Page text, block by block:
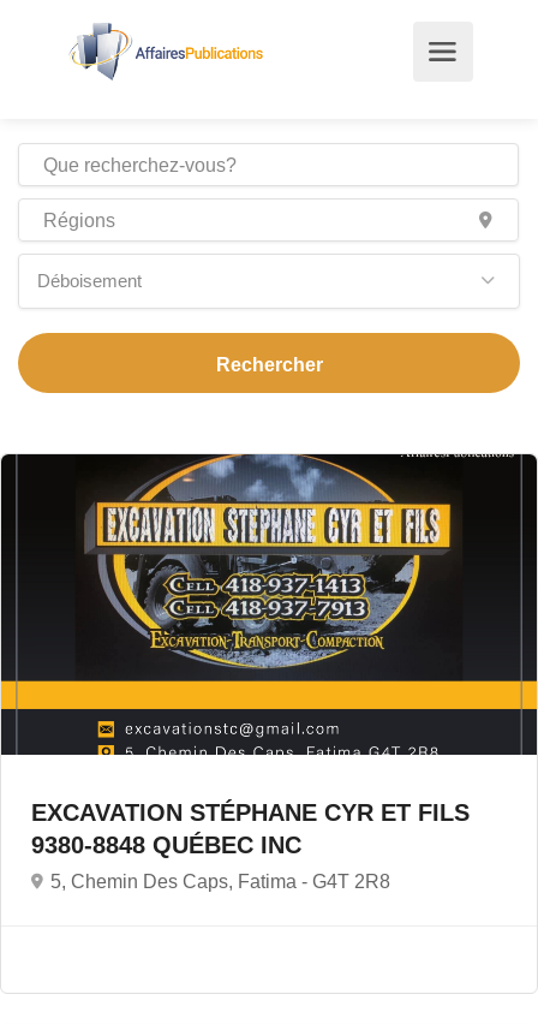
Déboisement
EXCAVATION STÉPHANE CYR ET FILS
9380-8848 QUÉBEC INC
5, Chemin Des Caps, Fatima - G4T 2R8